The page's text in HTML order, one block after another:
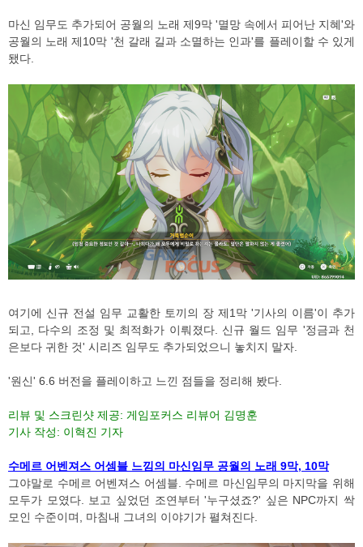
마신 임무도 추가되어 공월의 노래 제9막 '멸망 속에서 피어난 지혜'와
공월의 노래 제10막 '천 갈래 길과 소멸하는 인과'를 플레이할 수 있게
됐다.
여기에 신규 전설 임무 교활한 토끼의 장 제1막 '기사의 이름'이 추가
되고, 다수의 조정 및 최적화가 이뤄졌다. 신규 월드 임무 '정금과 천
은보다 귀한 것' 시리즈 임무도 추가되었으니 놓치지 말자.
'원신' 6.6 버전을 플레이하고 느낀 점들을 정리해 봤다.
리뷰 및 스크린샷 제공: 게임포커스 리뷰어 김명훈
기사 작성: 이혁진 기자
수메르 어벤져스 어셈블 느낌의 마신임무 공월의 노래 9막, 10막
그야말로 수메르 어벤져스 어셈블. 수메르 마신임무의 마지막을 위해
모두가 모였다. 보고 싶었던 조연부터 '누구셨죠?' 싶은 NPC까지 싹
모인 수준이며, 마침내 그녀의 이야기가 펼쳐진다.